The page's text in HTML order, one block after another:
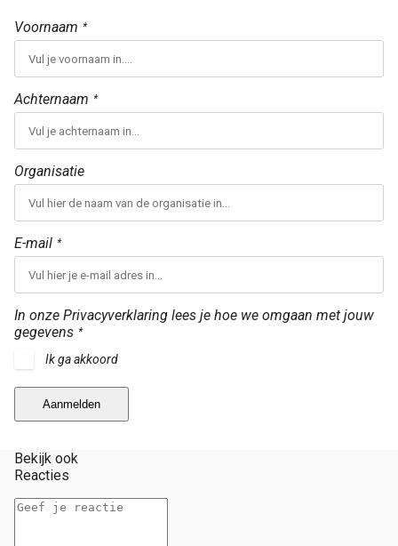
Voornaam *
Achternaam *
Organisatie
E-mail *
In onze Privacyverklaring lees je hoe we omgaan met jouw
gegevens *
Ik ga akkoord
Aanmelden
Bekijk ook
Reacties